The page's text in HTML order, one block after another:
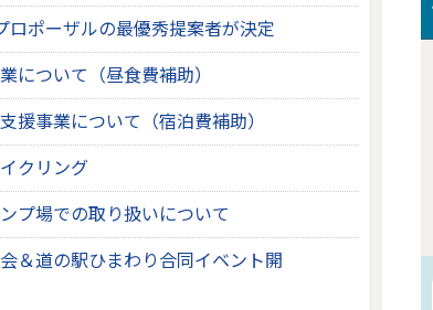
ポーザルの最優秀提案者が決定
について（昼食費補助）
援事業について（宿泊費補助）
クリング
プ場での取り扱いについて
＆道の駅ひまわり合同イベント開